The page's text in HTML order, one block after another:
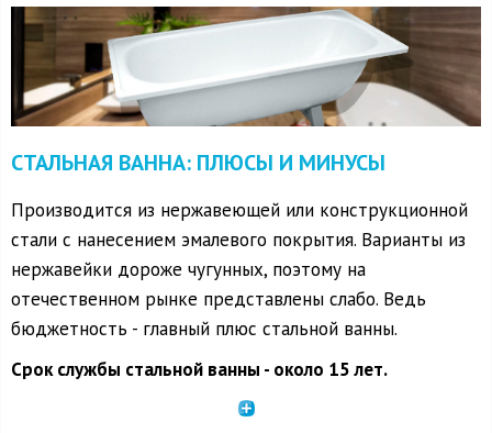
СТАЛЬНАЯ ВАННА: ПЛЮСЫ И МИНУСЫ
Производится из нержавеющей или конструкционной
стали с нанесением эмалевого покрытия. Варианты из
нержавейки дороже чугунных, поэтому на
отечественном рынке представлены слабо. Ведь
бюджетность - главный плюс стальной ванны.
Срок службы стальной ванны - около 15 лет.